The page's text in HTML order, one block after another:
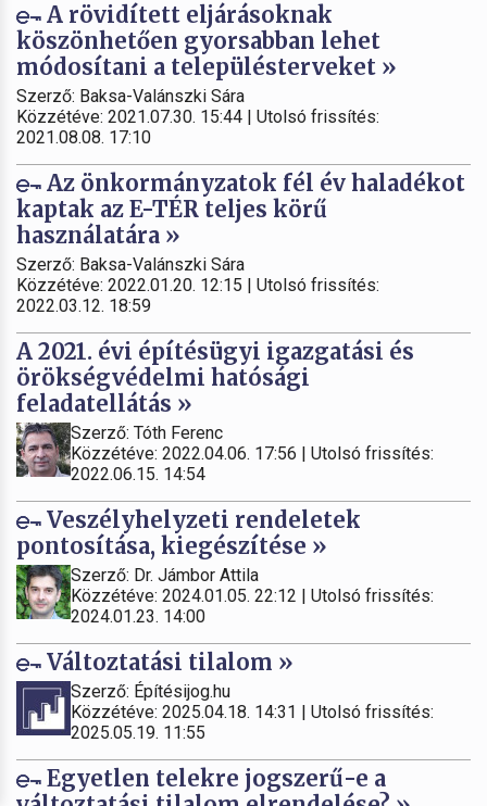
A rövidített eljárásoknak
köszönhetően gyorsabban lehet
módosítani a településterveket »
Szerző: Baksa-Valánszki Sára
Közzétéve: 2021.07.30. 15:44 | Utolsó frissítés:
2021.08.08. 17:10
Az önkormányzatok fél év haladékot
kaptak az E-TÉR teljes körű
használatára »
Szerző: Baksa-Valánszki Sára
Közzétéve: 2022.01.20. 12:15 | Utolsó frissítés:
2022.03.12. 18:59
A 2021. évi építésügyi igazgatási és
örökségvédelmi hatósági
feladatellátás »
Szerző: Tóth Ferenc
Közzétéve: 2022.04.06. 17:56 | Utolsó frissítés:
2022.06.15. 14:54
Veszélyhelyzeti rendeletek
pontosítása, kiegészítése »
Szerző: Dr. Jámbor Attila
Közzétéve: 2024.01.05. 22:12 | Utolsó frissítés:
2024.01.23. 14:00
Változtatási tilalom »
Szerző: Építésijog.hu
Közzétéve: 2025.04.18. 14:31 | Utolsó frissítés:
2025.05.19. 11:55
Egyetlen telekre jogszerű-e a